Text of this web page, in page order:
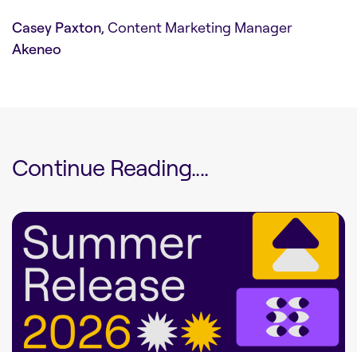
Casey Paxton, Content Marketing Manager
Akeneo
Continue Reading....